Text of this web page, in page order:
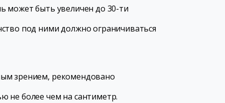
может быть увеличен до 30-ти
под ними должно ограничиваться
зрением, рекомендовано
не более чем на сантиметр.